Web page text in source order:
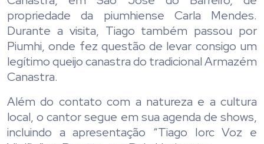
propriedade da piumhiense Carla Mendes.
Durante a visita, Tiago também passou por
Piumhi, onde fez questão de levar consigo um
legítimo queijo canastra do tradicional Armazém
Canastra.
Além do contato com a natureza e a cultura
local, o cantor segue em sua agenda de shows,
incluindo a apresentação “Tiago Iorc Voz e